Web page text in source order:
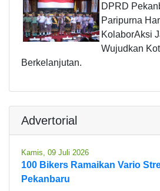
DPRD
Paripurna
KolaborAksi
Wujudkan
Berkelanjutan.
Advertorial
Kamis, 09 Juli 2026
100 Bikers Ramaikan Vario
Pekanbaru